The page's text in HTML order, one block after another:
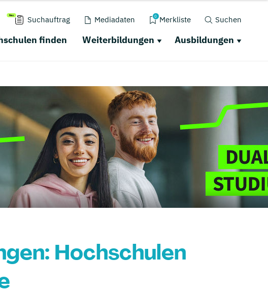
Suchauftrag Mediadaten 0 Merkliste Suchen
finden Weiterbildungen Ausbildungen
Hochschulen